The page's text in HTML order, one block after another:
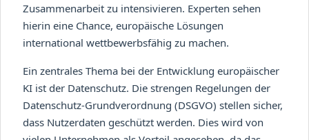
Zusammenarbeit zu intensivieren. Experten sehen
hierin eine Chance, europäische Lösungen
international wettbewerbsfähig zu machen.
Ein zentrales Thema bei der Entwicklung europäischer
KI ist der Datenschutz. Die strengen Regelungen der
Datenschutz-Grundverordnung (DSGVO) stellen sicher,
dass Nutzerdaten geschützt werden. Dies wird von